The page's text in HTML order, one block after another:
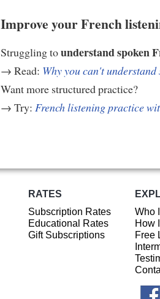
Improve your French
Struggling tounderstand spoken
→ Read: Why you can't understand
Want more structured practice?
→ Try: French listening practice
RATES
Subscription Rates
Educational Rates
Gift Subscriptions
Who
How
Free